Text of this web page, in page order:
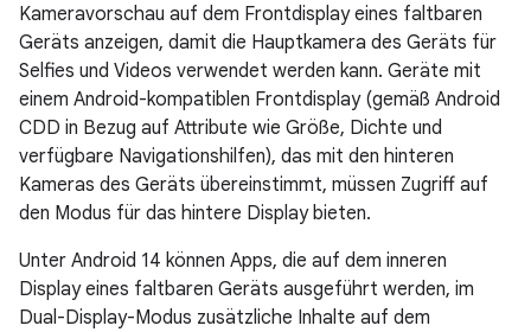
Kameravorschau auf dem Frontdisplay eines faltbaren
Geräts anzeigen, damit die Hauptkamera des Geräts für
Selfies und Videos verwendet werden kann. Geräte mit
einem Android-kompatiblen Frontdisplay (gemäß Android
CDD in Bezug auf Attribute wie Größe, Dichte und
verfügbare Navigationshilfen), das mit den hinteren
Kameras des Geräts übereinstimmt, müssen Zugriff auf
den Modus für das hintere Display bieten.
Unter Android 14 können Apps, die auf dem inneren
Display eines faltbaren Geräts ausgeführt werden, im
Dual-Display-Modus zusätzliche Inhalte auf dem